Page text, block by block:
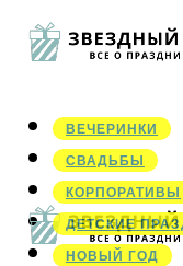
ВЕЧЕРИНКИ
СВАДЬБЫ
КОРПОРАТИВЫ
ДЕТСКИЕ
НОВЫЙ ГОД